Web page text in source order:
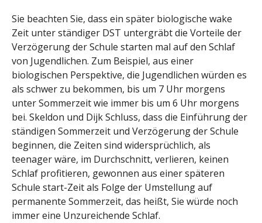
Sie beachten Sie, dass ein später biologische wake
Zeit unter ständiger DST untergräbt die Vorteile der
Verzögerung der Schule starten mal auf den Schlaf
von Jugendlichen. Zum Beispiel, aus einer
biologischen Perspektive, die Jugendlichen würden es
als schwer zu bekommen, bis um 7 Uhr morgens
unter Sommerzeit wie immer bis um 6 Uhr morgens
bei. Skeldon und Dijk Schluss, dass die Einführung der
ständigen Sommerzeit und Verzögerung der Schule
beginnen, die Zeiten sind widersprüchlich, als
teenager wäre, im Durchschnitt, verlieren, keinen
Schlaf profitieren, gewonnen aus einer späteren
Schule start-Zeit als Folge der Umstellung auf
permanente Sommerzeit, das heißt, Sie würde noch
immer eine Unzureichende Schlaf.